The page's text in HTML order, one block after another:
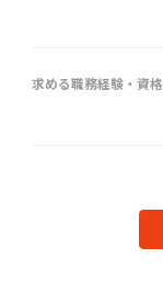
求める職務経験・資格